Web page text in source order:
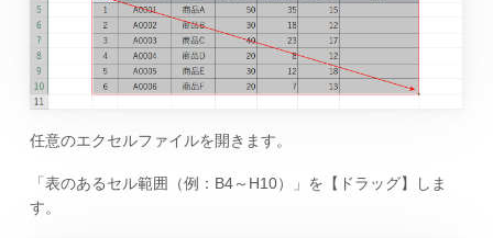
任意のエクセルファイルを開きます。
「表のあるセル範囲（例：B4～H10）」を【ドラッグ】しま
す。